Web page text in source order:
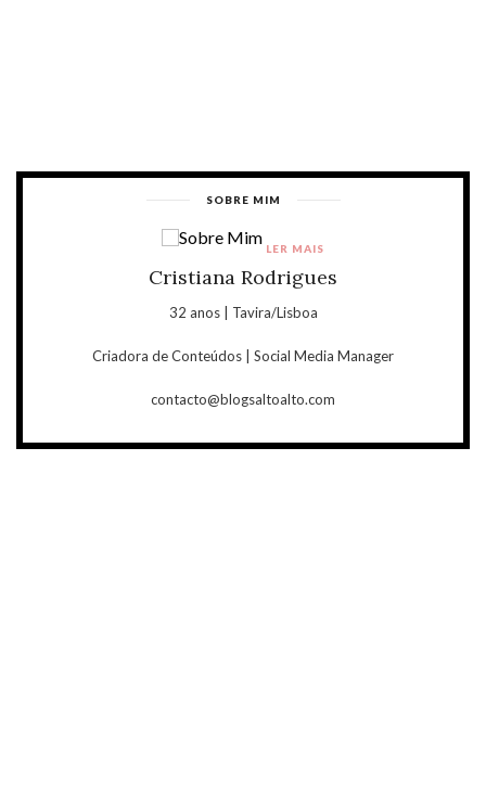
SOBRE MIM
Cristiana Rodrigues
32 anos | Tavira/Lisboa
Criadora de Conteúdos | Social Media Manager
contacto@blogsaltoalto.com
LER MAIS